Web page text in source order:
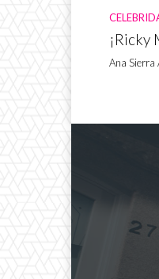
¡Ricky
Ana Sierra